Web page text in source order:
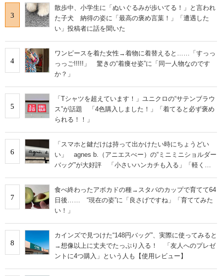
3
散歩中、小学生に「ぬいぐるみが歩いてる！」と言われ
た子犬 納得の姿に「最高の褒め言葉！」「遭遇した
い」投稿者に話を聞いた
4
ワンピースを着た女性→着物に着替えると……「すっっ
っっご!!!!!」 驚きの“着痩せ姿”に「同一人物なのです
か？」
5
「Tシャツを超えています！」ユニクロの“サテンブラウ
ス”が話題 「4色購入しました！」「着てると必ず褒め
られる！！」
6
「スマホと鍵だけは持って出かけたい時にちょうどい
い」 agnes b.（アニエスべー）の“ミニミニショルダー
バッグ”が大好評 「小さいハンカチも入る」「軽くて
7
食べ終わったアボカドの種→スタバのカップで育てて64
日後…… “現在の姿”に「良さげですね」「育ててみた
い！」
8
カインズで見つけた“148円バッグ”、実際に使ってみると
→想像以上に丈夫でたっぷり入る！ 「友人へのプレゼ
ントに4つ購入」という人も【使用レビュー】